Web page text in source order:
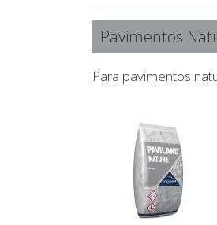
Pavimentos
Para pavimentos